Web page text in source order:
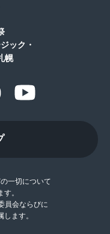
ック・
幌
一切について
。
員会ならびに
ます。